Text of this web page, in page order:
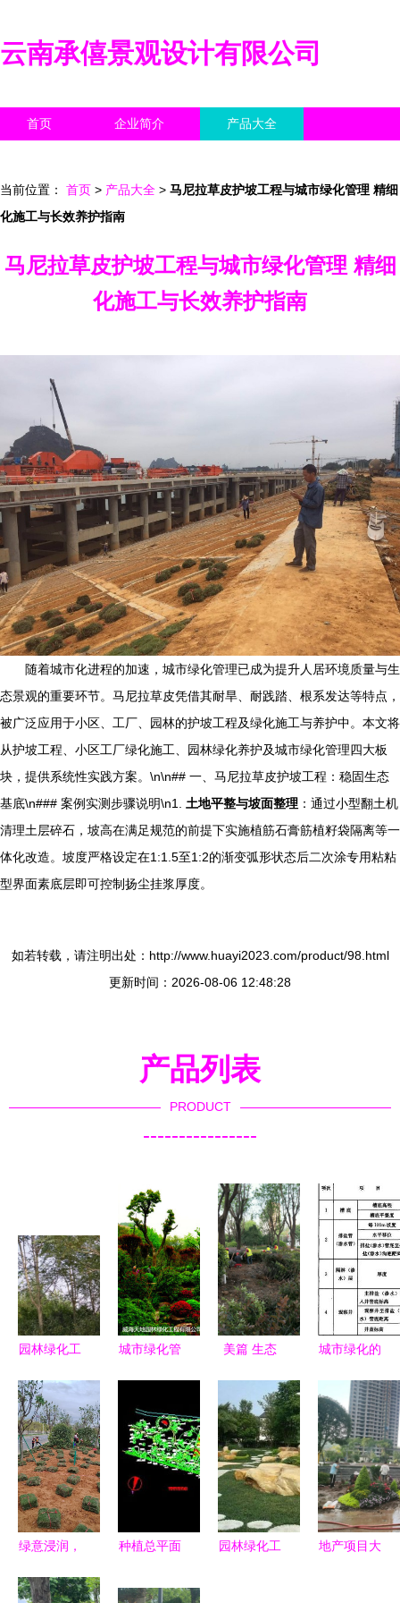
云南承僖景观设计有限公司
首页 企业简介 产品大全
当前位置： 首页 > 产品大全 > 马尼拉草皮护坡工程与城市绿化管理 精细
化施工与长效养护指南
马尼拉草皮护坡工程与城市绿化管理 精细
化施工与长效养护指南
随着城市化进程的加速，城市绿化管理已成为提升人居环境质量与生
态景观的重要环节。马尼拉草皮凭借其耐旱、耐践踏、根系发达等特点，
被广泛应用于小区、工厂、园林的护坡工程及绿化施工与养护中。本文将
从护坡工程、小区工厂绿化施工、园林绿化养护及城市绿化管理四大板
块，提供系统性实践方案。\n\n## 一、马尼拉草皮护坡工程：稳固生态
基底\n### 案例实测步骤说明\n1. 土地平整与坡面整理 ：通过小型翻土机
清理土层碎石，坡高在满足规范的前提下实施植筋石膏筋植籽袋隔离等一
体化改造。坡度严格设定在1:1.5至1:2的渐变弧形状态后二次涂专用粘粘
型界面素底层即可控制扬尘挂浆厚度。
如若转载，请注明出处：http://www.huayi2023.com/product/98.html
更新时间：2026-08-06 12:48:28
产品列表
PRODUCT
----------------
园林绿化工
需要资质？
城市绿化管
理全面解读
城市绿化管
的发展之路
美篇 生态
动景观绿化
及人行道提
升改造工程
城市绿化的
《园林绿化
工程施工及
验收规范
CJJ 82-
2012》的
关键要点
绿意浸润，
共生的管理
种植总平面
下载与园林
园林绿化工
地产项目大